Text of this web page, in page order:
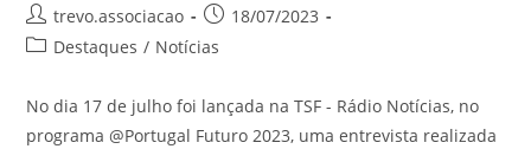
trevo.associacao
18/07/2023
Destaques / Notícias
No dia 17 de julho foi lançada na TSF - Rádio Notícias, no
programa @Portugal Futuro 2023, uma entrevista realizada